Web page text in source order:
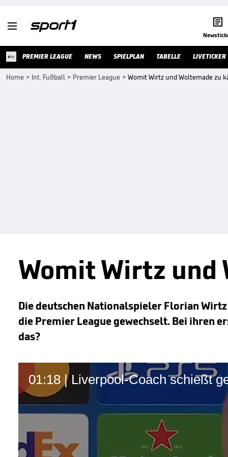
 
PREMIER LEAGUE NEWS SPIELPLAN TABELLE LIVETICKER
Home > Int. Fußball > Premier League > Womit Wirtz und Woltemade zu
Womit Wirtz und
Die deutschen Nationalspieler Florian
die Premier League gewechselt. Bei ihren
das?
01:18 | Liverpool-Coach schießt